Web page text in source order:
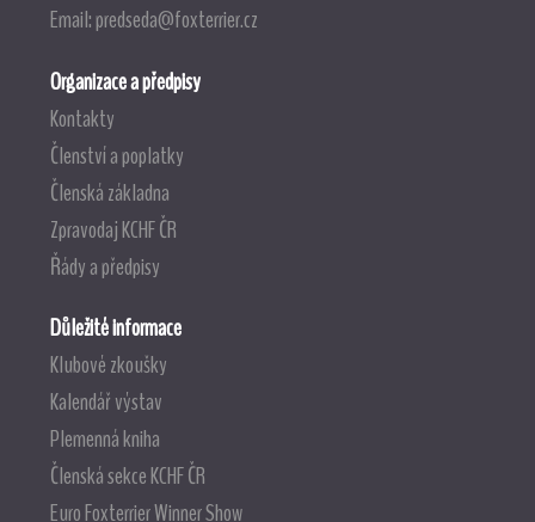
Email:predseda@foxterrier.cz
Organizace a předpisy
Kontakty
Členství a poplatky
Členská základna
Zpravodaj KCHF ČR
Řády a předpisy
Důležité informace
Klubové zkoušky
Kalendář výstav
Plemenná kniha
Členská sekce KCHF ČR
Euro Foxterrier Winner Show